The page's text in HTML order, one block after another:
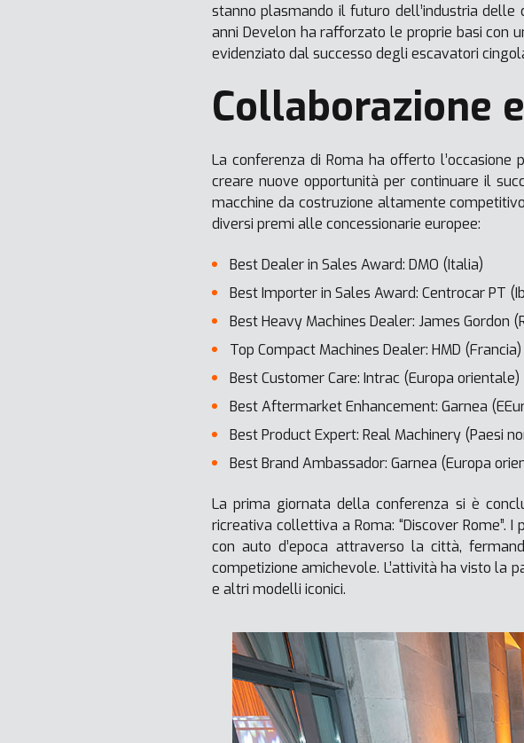
stanno plasmando il futuro dell’industria
anni Develon ha rafforzato le proprie basi con
evidenziato dal successo degli escavatori
Collaborazione
La conferenza di Roma ha offerto
creare nuove opportunità per continuare il
macchine da costruzione altamente
diversi premi alle concessionarie europee:
Best Dealer in Sales Award: DMO (Italia)
Best Importer in Sales Award: Centrocar PT
Best Heavy Machines Dealer: James Gordon
Top Compact Machines Dealer: HMD (Francia)
Best Customer Care: Intrac (Europa orientale)
Best Aftermarket Enhancement: Garnea
Best Product Expert: Real Machinery (Paesi
Best Brand Ambassador: Garnea (Europa
La prima giornata della conferenza si è
ricreativa collettiva a Roma: “Discover Rome”.
con auto d’epoca attraverso la città,
competizione amichevole. L’attività ha visto la
e altri modelli iconici.